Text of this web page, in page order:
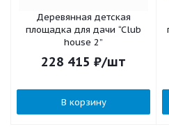
Деревянная детская
площадка для дачи “Club
house 2”
228 415 ₽/шт
В корзину